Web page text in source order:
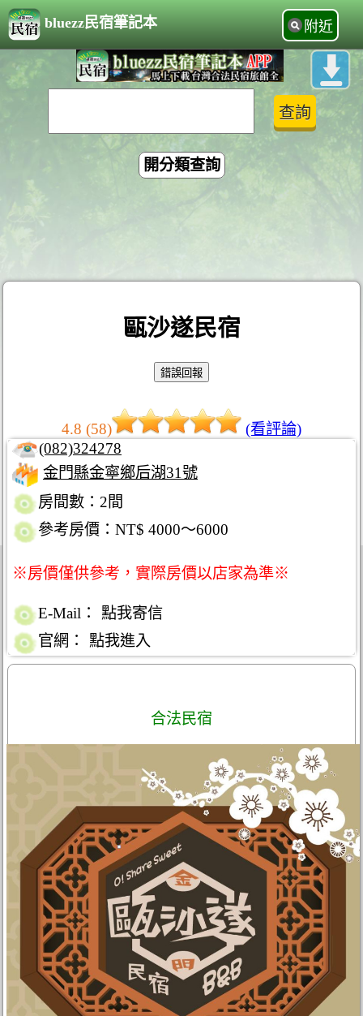
bluezz民宿筆記本 附近
開分類查詢
甌沙遂民宿
4.8 (58)
(看評論)
(082)324278
金門縣金寧鄉后湖31號
房間數：2間
參考房價：NT$ 4000～6000
※房價僅供參考，實際房價以店家為準※
E-Mail：
點我寄信
官網：
點我進入
合法民宿